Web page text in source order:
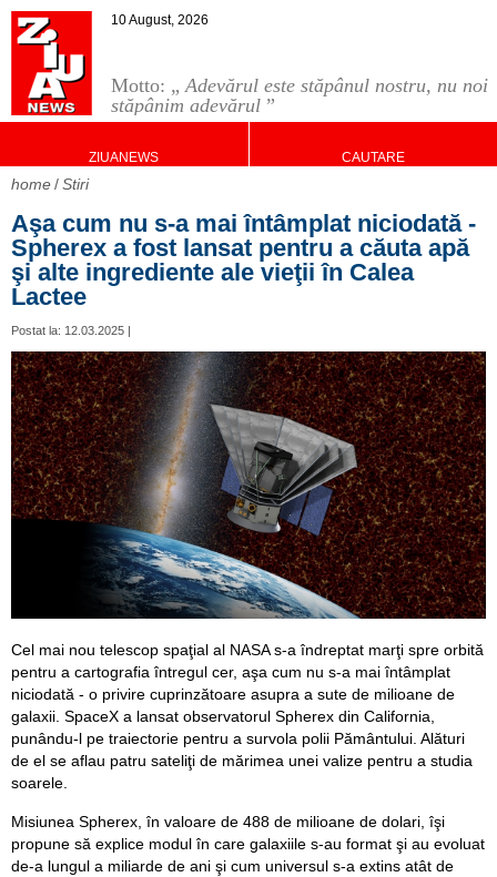
Motto: „Adevărul este stăpânul nostru, nu noi
stăpânim adevărul ”
10 August, 2026
ZIUANEWS CAUTARE
home Stiri
Aşa cum nu s-a mai întâmplat niciodată -
Spherex a fost lansat pentru a căuta apă
şi alte ingrediente ale vieţii în Calea
Lactee
Postat la: 12.03.2025 |
Cel mai nou telescop spaţial al NASA s-a îndreptat marţi spre orbită
pentru a cartografia întregul cer, aşa cum nu s-a mai întâmplat
niciodată - o privire cuprinzătoare asupra a sute de milioane de
galaxii. SpaceX a lansat observatorul Spherex din California,
punându-l pe traiectorie pentru a survola polii Pământului. Alături
de el se aflau patru sateliţi de mărimea unei valize pentru a studia
soarele.
Misiunea Spherex, în valoare de 488 de milioane de dolari, îşi
propune să explice modul în care galaxiile s-au format şi au evoluat
de-a lungul a miliarde de ani şi cum universul s-a extins atât de